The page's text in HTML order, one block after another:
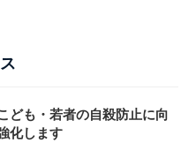
ども・若者の自殺防止に向
化します